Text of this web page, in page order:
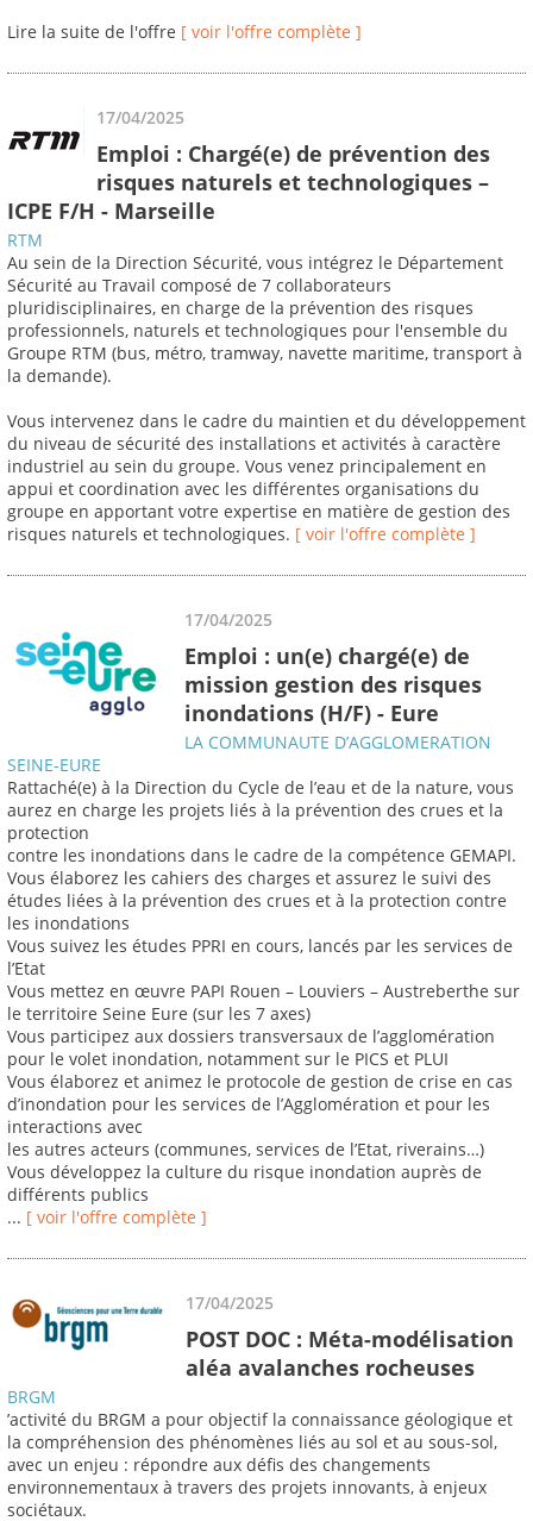
Lire la suite de l'offre [ voir l'offre complète ]
17/04/2025
Emploi : Chargé(e) de prévention des
risques naturels et technologiques –
ICPE F/H - Marseille
RTM
Au sein de la Direction Sécurité, vous intégrez le Département
Sécurité au Travail composé de 7 collaborateurs
pluridisciplinaires, en charge de la prévention des risques
professionnels, naturels et technologiques pour l'ensemble du
Groupe RTM (bus, métro, tramway, navette maritime, transport à
la demande).
Vous intervenez dans le cadre du maintien et du développement
du niveau de sécurité des installations et activités à caractère
industriel au sein du groupe. Vous venez principalement en
appui et coordination avec les différentes organisations du
groupe en apportant votre expertise en matière de gestion des
risques naturels et technologiques. [ voir l'offre complète ]
17/04/2025
Emploi : un(e) chargé(e) de
mission gestion des risques
inondations (H/F) - Eure
LA COMMUNAUTE D’AGGLOMERATION
SEINE-EURE
Rattaché(e) à la Direction du Cycle de l’eau et de la nature, vous
aurez en charge les projets liés à la prévention des crues et la
protection
contre les inondations dans le cadre de la compétence GEMAPI.
Vous élaborez les cahiers des charges et assurez le suivi des
études liées à la prévention des crues et à la protection contre
les inondations
Vous suivez les études PPRI en cours, lancés par les services de
l’Etat
Vous mettez en œuvre PAPI Rouen – Louviers – Austreberthe sur
le territoire Seine Eure (sur les 7 axes)
Vous participez aux dossiers transversaux de l’agglomération
pour le volet inondation, notamment sur le PICS et PLUI
Vous élaborez et animez le protocole de gestion de crise en cas
d’inondation pour les services de l’Agglomération et pour les
interactions avec
les autres acteurs (communes, services de l’Etat, riverains…)
Vous développez la culture du risque inondation auprès de
différents publics
... [ voir l'offre complète ]
17/04/2025
POST DOC : Méta-modélisation
aléa avalanches rocheuses
BRGM
’activité du BRGM a pour objectif la connaissance géologique et
la compréhension des phénomènes liés au sol et au sous-sol,
avec un enjeu : répondre aux défis des changements
environnementaux à travers des projets innovants, à enjeux
sociétaux.